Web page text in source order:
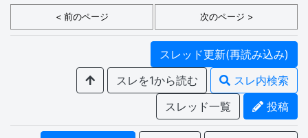
< 前のページ 次のページ >
スレッド更新(再読み込み)
スレを1から読む
スレ内検索
スレッド一覧
投稿